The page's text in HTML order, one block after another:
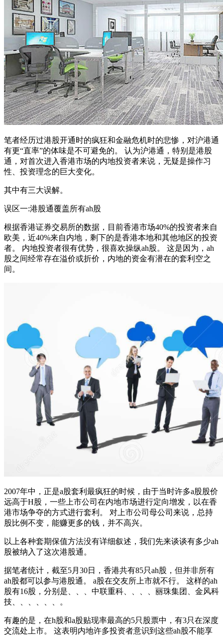
笔者经历过港股开通时的疯狂和金融危机时的悲惨，对沪港通
有更“直率”的体味是不可避免的。 认为沪港通，特别是港股
通，对首次进入香港市场的内地投资者来说，无疑是操作习
性、投资理念的巨大变化。
其中有三大误解。
误区一:港股通覆盖所有ah股
根据香港证券交易所的数据，目前香港市场40%的投资者来自
欧美，近40%来自内地，剩下的是香港本地和其他地区的投资
者。 内地投资者很有优势，很喜欢操纵ah股。 这是因为，ah
股之间经常存在溢价或折价，内地的资金有潜在的套利空之
间。
2007年中，正是a股套利最疯狂的时候，由于当时许多a股股价
远高于H股，一些上市公司在内地市场进行定向增发，以在香
港市场争夺的方式进行套利。 对上市公司母公司来说，总持
股比例不变，能赚更多的钱，并不高兴。
以上各种套期保值方法没有详细叙述，我们先来谈谈有多少ah
股被纳入了这次港股通。
据笔者统计，截至5月30日，香港共有85只ah股，但并非所有
ah股都可以参与港股通。 a股在交友所上市就不行。 这样的ah
股有16股，分别是、、、中联重科、、、、丽珠集团、金风科
技、、、、、、。
有趣的是，在h股和a股贴现率最高的5只股票中，有3只在深度
交流处上市。 这表明内地许多投资者意识到这些ah股不能享